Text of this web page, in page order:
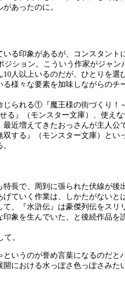
あったのに。
る印象があるが、コンスタント
ション。こういう作家がジャン
人以上いるのだが、ひとりを選
様々な要素を加味しながらのチ
られる①『魔王様の街づくり！
』（モンスター文庫）、使え
近増えてきたおっさんが主人
する』（モンスター文庫）とい
長で、周到に張られた伏線が後
ていく作業は、しかたがないと
、『水滸伝』は豪傑列伝をスリ
象を生んでいた、と後続作品を
。
いうのが誉め言葉になるのだと
における水っぽさ色っぽさみた